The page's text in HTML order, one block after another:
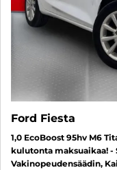
Ford Fiesta
1,0 EcoBoost 95hv M6
kulutonta maksuaikaa! -
Vakinopeudensäädin,